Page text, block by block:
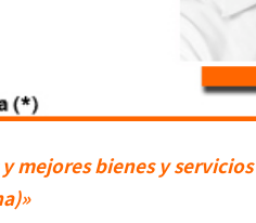
mejores bienes y